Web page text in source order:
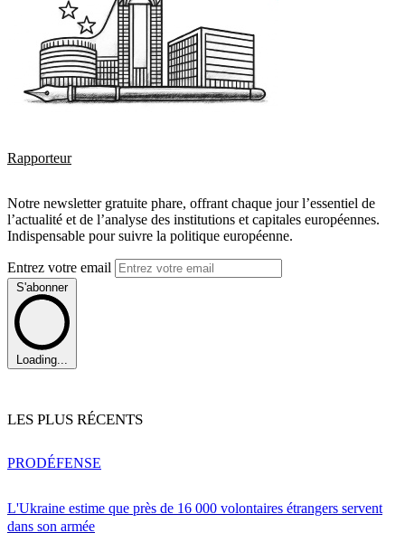
Rapporteur
Notre newsletter gratuite phare, offrant chaque jour l’essentiel de
l’actualité et de l’analyse des institutions et capitales européennes.
Indispensable pour suivre la politique européenne.
Entrez votre email
S'abonner
Loading...
LES PLUS RÉCENTS
L'Ukraine estime que près de 16 000 volontaires étrangers servent
dans son armée
PRODÉFENSE